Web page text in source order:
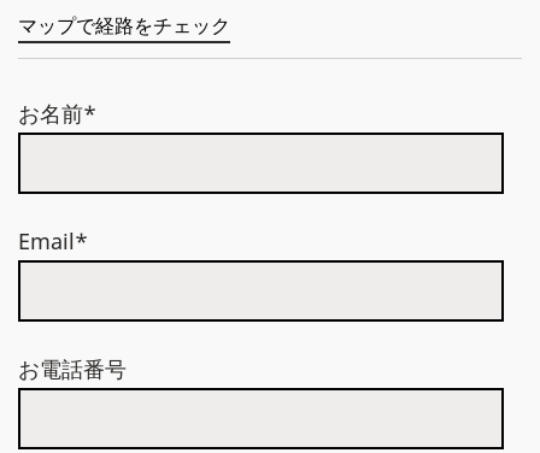
マップで経路をチェック
お名前*
Email*
お電話番号